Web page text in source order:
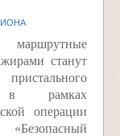
маршрутные
станут
в рамках
операции